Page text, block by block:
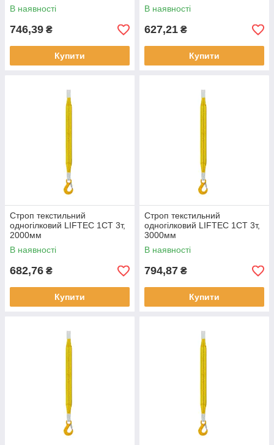
В наявності
746,39 ₴
Купити
В наявності
627,21 ₴
Купити
Строп текстильний
одногілковий LIFTEC 1СТ 3т,
2000мм
В наявності
682,76 ₴
Купити
Строп текстильний
одногілковий LIFTEC 1СТ 3т,
3000мм
В наявності
794,87 ₴
Купити